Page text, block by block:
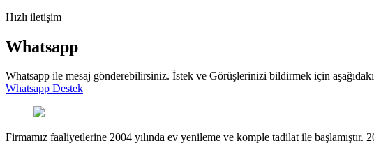
Hızlı iletişim
Whatsapp
Whatsapp ile mesaj gönderebilirsiniz. İstek ve Görüşlerinizi bildirmek için
Whatsapp Destek
Firmamız faaliyetlerine 2004 yılında ev yenileme ve komple tadilat ile